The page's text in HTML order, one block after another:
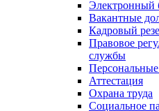
Электронный
Вакантные
Кадровый
Правовое
службы
Аттестация
Охрана труда
Социальное